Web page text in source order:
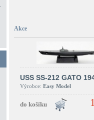
Akce
USS SS-212 GATO
Výrobce: Easy Model